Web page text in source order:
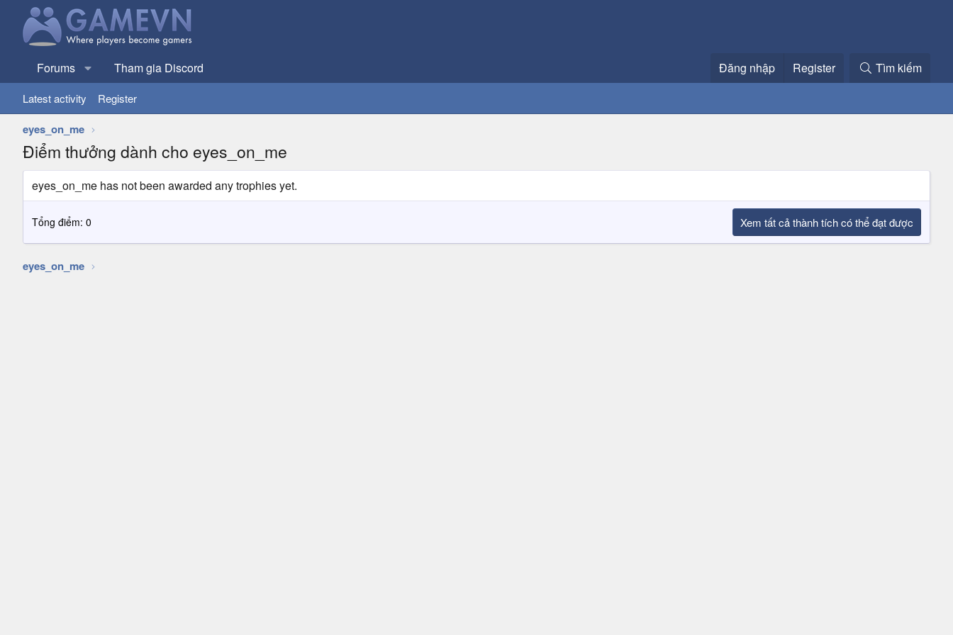
Forums Tham gia Discord Đăng nhập Register Tìm kiếm
Latest activity Register
eyes_on_me
Điểm thưởng dành cho eyes_on_me
eyes_on_me has not been awarded any trophies yet.
Tổng điểm: 0 Xem tất cả thành tích có thể đạt được
eyes_on_me